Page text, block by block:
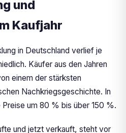
und
Kaufjahr
in Deutschland verlief je
Käufer aus den Jahren
einem der stärksten
Nachkriegsgeschichte. In
Preise um 80 % bis über 150 %.
und jetzt verkauft, steht vor